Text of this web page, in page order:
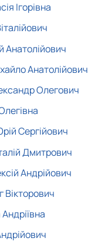
Ігорівна
Анатолійович
Анатолійович
Олегович
Сергійович
Дмитрович
Андрійович